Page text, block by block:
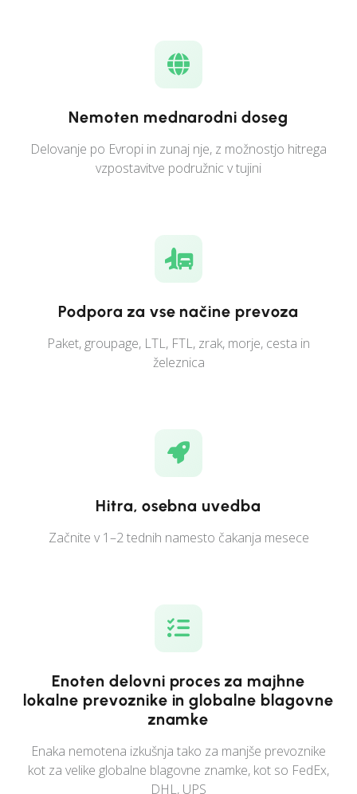
Nemoten mednarodni doseg
Delovanje po Evropi in zunaj nje, z možnostjo hitrega
vzpostavitve podružnic v tujini
Podpora za vse načine prevoza
Paket, groupage, LTL, FTL, zrak, morje, cesta in
železnica
Hitra, osebna uvedba
Začnite v 1–2 tednih namesto čakanja mesece
Enoten delovni proces za majhne
lokalne prevoznike in globalne blagovne
znamke
Enaka nemotena izkušnja tako za manjše prevoznike
kot za velike globalne blagovne znamke, kot so FedEx,
DHL, UPS